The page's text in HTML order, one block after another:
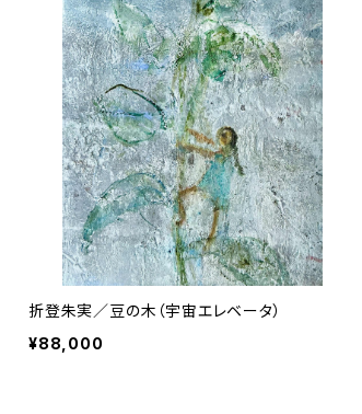
折登朱実／豆の木（宇宙エレベータ）
¥88,000